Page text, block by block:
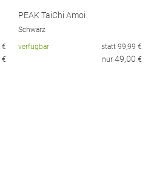
€
€
PEAK TaiChi Amoi
Schwarz
verfügbar
statt 99,99 €
nur 49,00 €